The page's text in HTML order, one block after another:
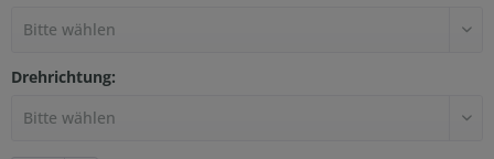
Drehrichtung: